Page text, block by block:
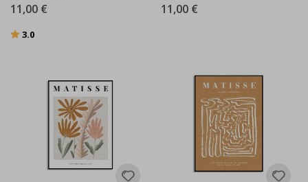
11,00 €
Bewertung:
3.0
11,00 €